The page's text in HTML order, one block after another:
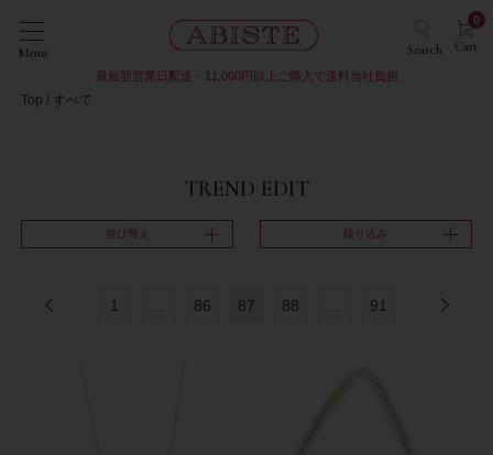
Menu Search Cart
0
最短翌営業日配送・11,000円以上ご購入で送料当社負担
Top すべて
TREND EDIT
並び替え 絞り込み
1 86 87 88 91